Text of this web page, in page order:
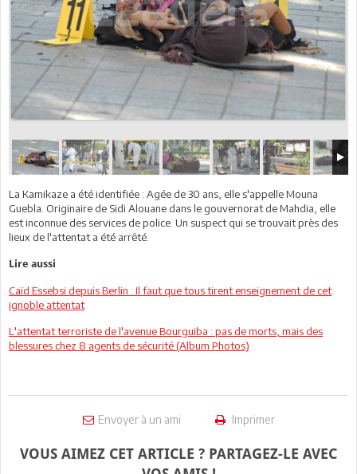
La Kamikaze a été identifiée : Agée de 30 ans, elle s'appelle Mouna
Guebla. Originaire de Sidi Alouane dans le gouvernorat de Mahdia, elle
est inconnue des services de police. Un suspect qui se trouvait près des
lieux de l'attentat a été arrêté.
Lire aussi
Caïd Essebsi depuis Berlin : Il faut que tous tirent enseignement de cet
ignoble attentat
L'attentat terroriste de l'avenue Bourguiba : pas de morts, mais des
blessures chez 8 agents de sécurité (Album Photos)
Envoyer à un ami Imprimer
VOUS AIMEZ CET ARTICLE ? PARTAGEZ-LE AVEC